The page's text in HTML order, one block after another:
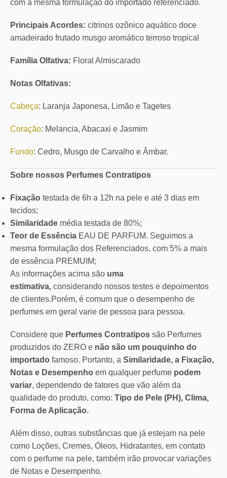
com a mesma formulação do importado referenciado.
Principais Acordes: citrinos ozônico aquático doce
amadeirado frutado musgo aromático terroso tropical
Família Olfativa: Floral Almiscarado
Notas Olfativas:
Cabeça: Laranja Japonesa, Limão e Tagetes
Coração: Melancia, Abacaxi e Jasmim
Fundo: Cedro, Musgo de Carvalho e Âmbar.
Sobre nossos Perfumes Contratipos
Fixação testada de 6h a 12h na pele e até 3 dias em
tecidos;
Similaridade média testada de 80%;
Teor de Essência EAU DE PARFUM. Seguimos a
mesma formulação dos Referenciados, com 5% a mais
de essência PREMUIM;
As informações acima são uma
estimativa, considerando nossos testes e depoimentos
de clientes.Porém, é comum que o desempenho de
perfumes em geral varie de pessoa para pessoa.
Considere que Perfumes Contratipos são Perfumes
produzidos do ZERO e não são um pouquinho do
importado famoso. Portanto, a Similaridade, a Fixação,
Notas e Desempenho em qualquer perfume podem
variar, dependendo de fatores que vão além da
qualidade do produto, como: Tipo de Pele (PH), Clima,
Forma de Aplicação.
Além disso, outras substâncias que já estejam na pele
como Loções, Cremes, Óleos, Hidratantes, em contato
com o perfume na pele, também irão provocar variações
de Notas e Desempenho.